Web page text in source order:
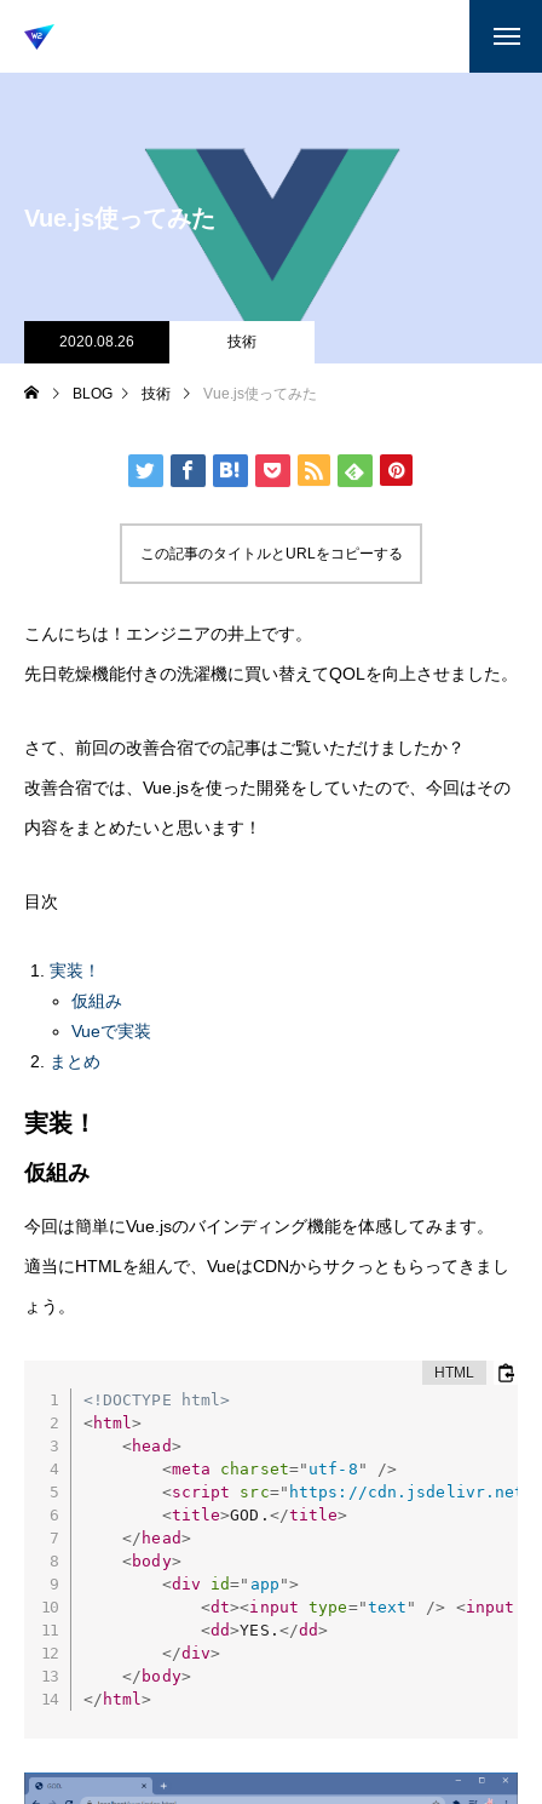
Vue.js使ってみた
2020.08.26 技術
BLOG 技術 Vue.js使ってみた
この記事のタイトルとURLをコピーする
こんにちは！エンジニアの井上です。
先日乾燥機能付きの洗濯機に買い替えてQOLを向上させました。
さて、前回の改善合宿での記事はご覧いただけましたか？
改善合宿では、Vue.jsを使った開発をしていたので、今回はその
内容をまとめたいと思います！
目次
実装！
仮組み
Vueで実装
まとめ
実装！
仮組み
今回は簡単にVue.jsのバインディング機能を体感してみます。
適当にHTMLを組んで、VueはCDNからサクっともらってきまし
ょう。
<!DOCTYPE html>
<html>
<head>
<meta charset=" utf-8 "
/>
<script src=" https://cdn.jsdelivr.net/
<title>GOD. </title>
</ head>
<body>
<div id=" app ">
<dt><input type="text " /> <input
<dd>YES. </dd>
</div>
</ body>
</ html>